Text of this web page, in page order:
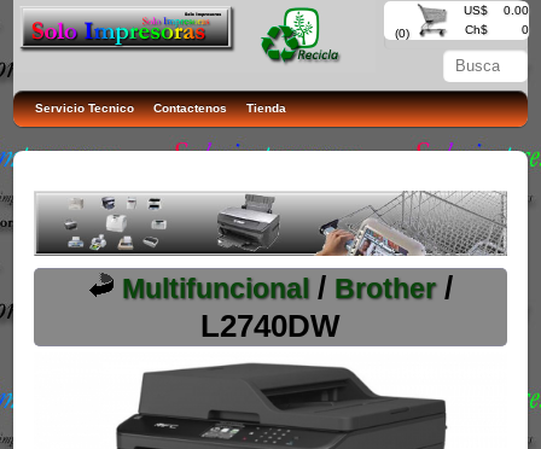
Servicio Tecnico Contactenos Tienda
(0)
US$
0.00
Ch$
0
Multifuncional/ Brother/
L2740DW